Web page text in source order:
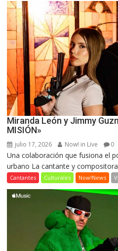
Miranda León y Jimmy
MISIÓN»
julio 17, 2026 Now! in Live 0
Una colaboración que fusiona el
urbano La cantante y
Cantantes Culturales Now!News